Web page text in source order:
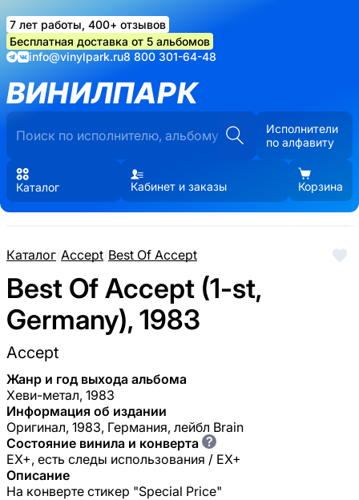
7 лет работы, 400+ отзывов
Бесплатная доставка от 5 альбомов
info@vinylpark.ru8 800 301-64-48
ВИНИЛПАРК
Исполнители
по алфавиту
Каталог Кабинет и заказы Корзина
Каталог/Accept/Best Of Accept
Best Of Accept (1-st,
Germany), 1983
Accept
Жанр и год выхода альбома
Хеви-метал, 1983
Информация об издании
Оригинал, 1983, Германия, лейбл Brain
Состояние винила и конверта ?
EX+, есть следы использования / EX+
Описание
На конверте стикер "Special Price"